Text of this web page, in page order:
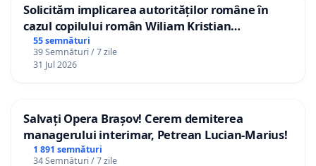
Solicităm implicarea autorităților române în
cazul copilului român Wiliam Kristian
Gheorghe, aflat în plasament în Danemarca de
12 ani
55 semnături
39 Semnături / 7 zile
31 Jul 2026
Salvați Opera Brașov! Cerem demiterea
managerului interimar, Petrean Lucian-Marius!
1 891 semnături
34 Semnături / 7 zile